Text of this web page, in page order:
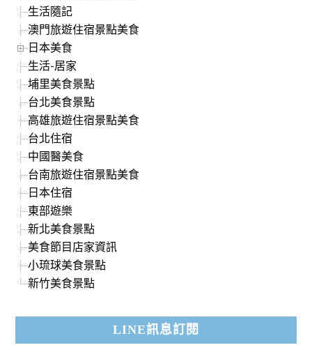
生活隨記
澳門旅遊住宿景點美食
日本美食
生活-居家
埔里美食景點
台北美食景點
高雄旅遊住宿景點美食
台北住宿
中國醫美食
台南旅遊住宿景點美食
日本住宿
東部遊樂
新北美食景點
美食節目店家資訊
小琉球美食景點
新竹美食景點
LINE訊息訂閱